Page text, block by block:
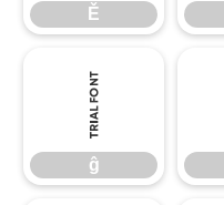
Ě
ĝ
ĝ